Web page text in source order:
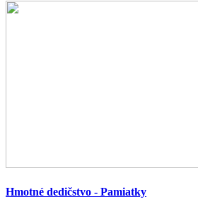
Hmotné dedičstvo - Pamiatky